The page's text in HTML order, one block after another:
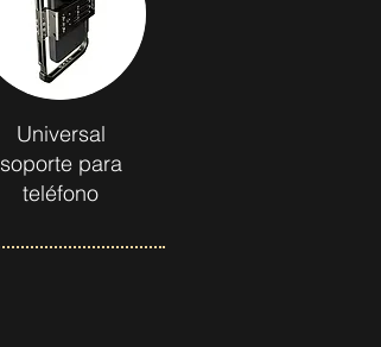
Universal
soporte para
teléfono